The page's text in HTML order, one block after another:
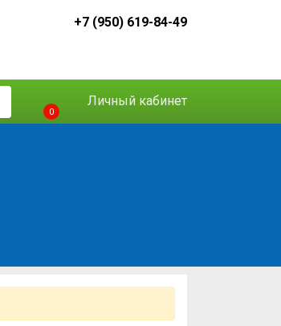
+7 (950) 619-84-49
0
Личный кабинет